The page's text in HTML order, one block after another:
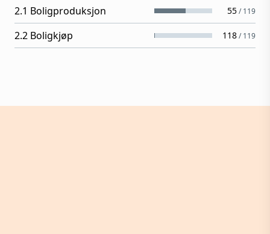
2.1 Boligproduksjon 55/119
2.2 Boligkjøp 118/119